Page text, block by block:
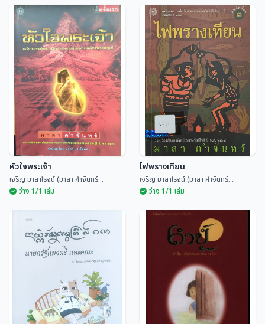
หัวใจพระเจ้า
เจริญ มาลาโรจน์ (มาลา คำจันทร์...
หัวใจพระเจ้า
เจริญ มาลาโรจน์ (มาลา คำจันทร์...
ว่าง 1/1 เล่ม
ไฟพรางเทียน
เจริญ มาลาโรจน์ (มาลา คำจันทร์...
ไฟพรางเทียน
เจริญ มาลาโรจน์ (มาลา คำจันทร์...
ว่าง 1/1 เล่ม